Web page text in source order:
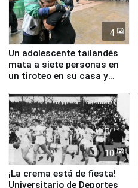
4
Un adolescente tailandés
mata a siete personas en
un tiroteo en su casa y
10
¡La crema está de fiesta!
Universitario de Deportes